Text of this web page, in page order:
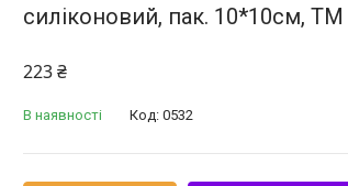
силіконовий, пак. 10*10см, ТМ
223 ₴
В наявності Код: 0532